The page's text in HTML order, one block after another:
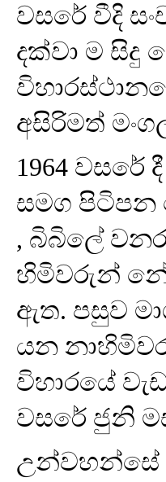
වසරේ වීදි
දක්වා ම සිදු
අසිරිමත්
1964
සමග පිටිපන
, බිබිලේ
හිමිවරුන්
ඇත. පසුව
යන
විහාරයේ
වසරේ ජුනි
උන්වහන්සේ